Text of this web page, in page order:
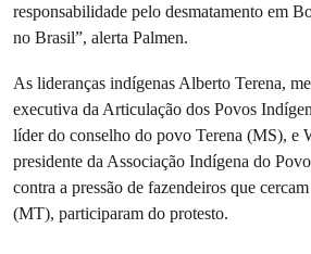
responsabilidade pelo desmatamento em
no Brasil”, alerta Palmen.
As lideranças indígenas Alberto Terena,
executiva da Articulação dos Povos
líder do conselho do povo Terena (MS), e
presidente da Associação Indígena do
contra a pressão de fazendeiros que
(MT), participaram do protesto.